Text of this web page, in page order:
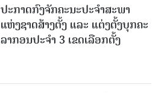
ປະກາດກົງຈັກຄະນະປະຈໍາສະພາ
ແຫ່ງຊາດສ້າງຕັ້ງ ແລະ ແຕ່ງຕັ້ງບຸກຄະ
ລາກອນປະຈໍາ 3 ເຂດເລືອກຕັ້ງ